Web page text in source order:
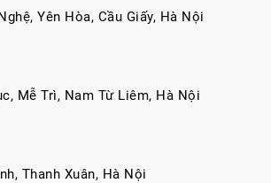
Yên Hòa, Cầu Giấy, Hà Nội
Mễ Trì, Nam Từ Liêm, Hà Nội
Thanh Xuân, Hà Nội